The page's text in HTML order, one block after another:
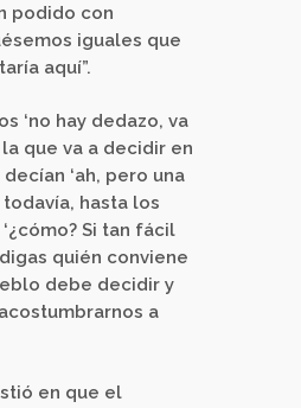
podido con
iguales que
aquí”.
‘no hay dedazo, va
que va a decidir en
decían ‘ah, pero una
todavía, hasta los
Si tan fácil
quién conviene
debe decidir y
a
en que el